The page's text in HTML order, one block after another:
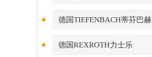
德国TIEFENBACH蒂芬巴赫
德国REXROTH力士乐